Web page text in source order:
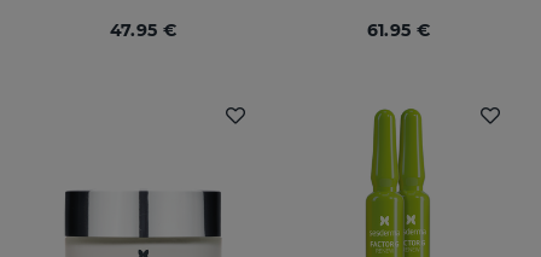
47.95 € 61.95 €